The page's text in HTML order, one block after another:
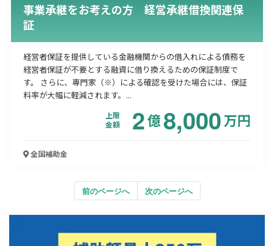
事業承継をお考えの方 経営承継借換関連保
証
経営者保証を提供している金融機関からの借入れによる債務を
経営者保証が不要とする融資に借り換えるための保証制度で
す。 さらに、専門家（※）による確認を受けた場合には、保証
料率が大幅に軽減されます。...
上限
金額
2億8,000万円
全国補助金
前のページへ 次のページへ